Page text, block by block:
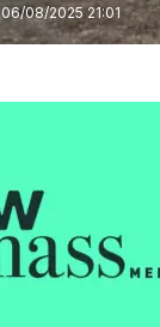
06/08/2025 21:01